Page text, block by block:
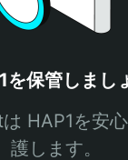
を保管しまし
HAP1を安
護します。